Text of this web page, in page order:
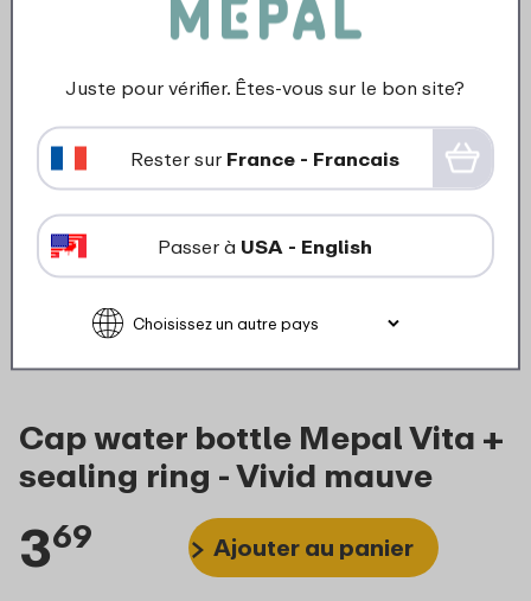
Cap water bottle Mepal Vita +
sealing ring - Vivid mauve
369 Ajouter au panier
Juste pour vérifier. Êtes-vous sur le bon site?
Rester sur France - Francais
Passer à USA - English